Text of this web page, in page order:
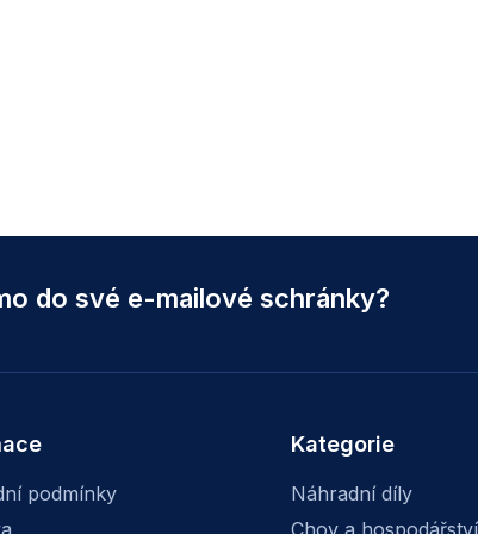
do své e-mailové schránky?
podmínky
Kategorie
Náhradní díly
Chov a hospodářství